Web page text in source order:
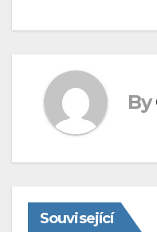
By
Související